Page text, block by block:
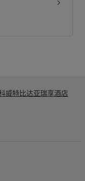
威特比达亚瑞享酒店